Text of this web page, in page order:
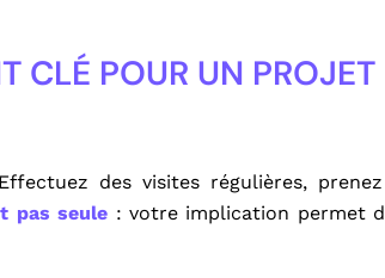
CLÉ POUR UN PROJET
des visites régulières,
pas seule : votre implication permet